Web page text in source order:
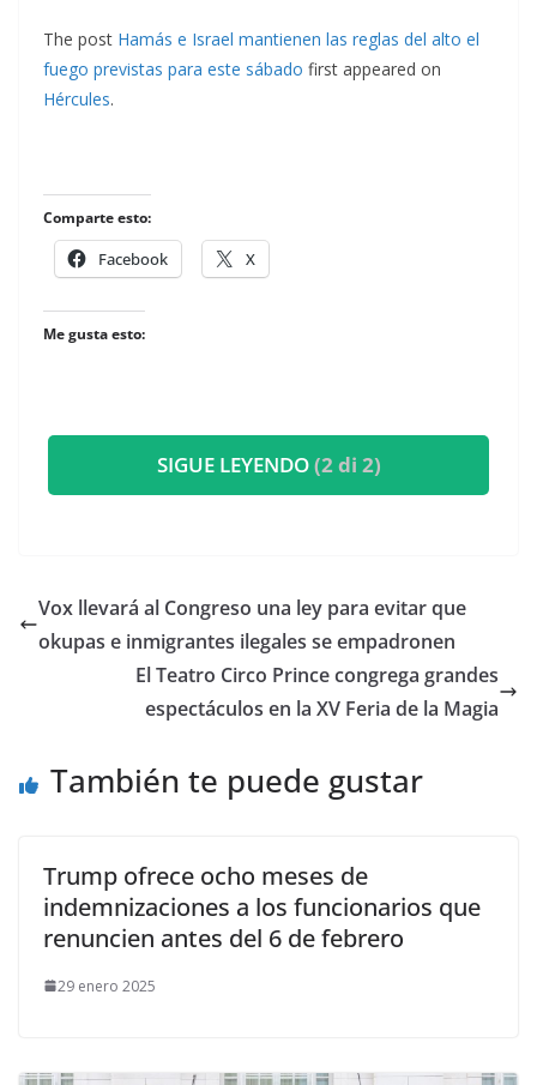
The post Hamás e Israel mantienen las reglas del alto el
fuego previstas para este sábado first appeared on
Hércules.
Comparte esto:
Facebook X
Me gusta esto:
SIGUE LEYENDO(2 di 2)
Vox llevará al Congreso una ley para evitar que
okupas e inmigrantes ilegales se empadronen
El Teatro Circo Prince congrega grandes
espectáculos en la XV Feria de la Magia
También te puede gustar
Trump ofrece ocho meses de
indemnizaciones a los funcionarios que
renuncien antes del 6 de febrero
29 enero 2025